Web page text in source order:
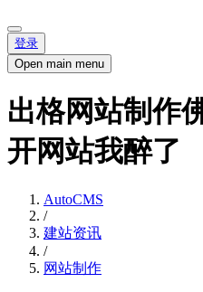
登录
Open main menu
出格网站制作
开网站我醉了
AutoCMS
/
建站资讯
/
网站制作